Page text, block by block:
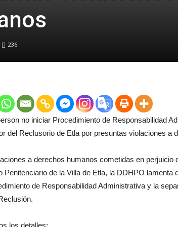
236
no iniciar Procedimiento de Responsabilidad
del Reclusorio de Etla por presuntas violaciones a
a derechos humanos cometidas en perjuicio
Penitenciario de la Villa de Etla, la DDHPO lamenta
de Responsabilidad Administrativa y la
los detalles: